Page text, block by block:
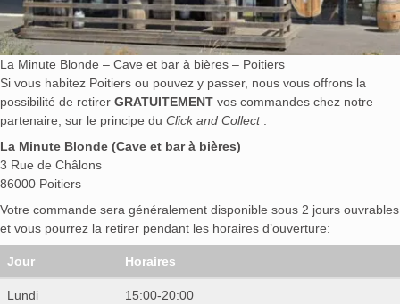
La Minute Blonde – Cave et bar à bières – Poitiers
Si vous habitez Poitiers ou pouvez y passer, nous vous offrons la
possibilité de retirer GRATUITEMENT vos commandes chez notre
partenaire, sur le principe du Click and Collect:
La Minute Blonde (Cave et bar à bières)
3 Rue de Châlons
86000 Poitiers
Votre commande sera généralement disponible sous 2 jours ouvrables
et vous pourrez la retirer pendant les horaires d’ouverture:
Jour Horaires
Lundi 15:00-20:00